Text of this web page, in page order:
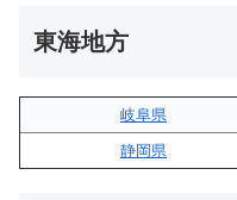
東海地方
岐阜県
静岡県